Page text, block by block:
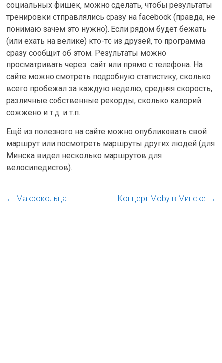
социальных фишек, можно сделать, чтобы результаты
тренировки отправлялись сразу на facebook (правда, не
понимаю зачем это нужно). Если рядом будет бежать
(или ехать на велике) кто-то из друзей, то программа
сразу сообщит об этом. Результаты можно
просматривать через сайт или прямо с телефона. На
сайте можно смотреть подробную статистику, сколько
всего пробежал за каждую неделю, средняя скорость,
различные собственные рекорды, сколько калорий
сожжено и т.д. и т.п.
Ещё из полезного на сайте можно опубликовать свой
маршрут или посмотреть маршруты других людей (для
Минска видел несколько маршрутов для
велосипедистов).
← Макрокольца Концерт Moby в Минске →